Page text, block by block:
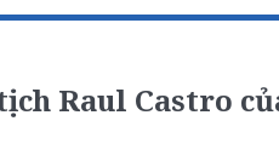
Raul Castro